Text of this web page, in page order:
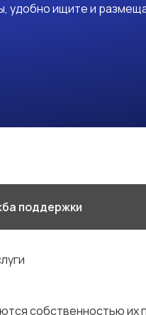
удобно ищите и
поддержки
собственностью их